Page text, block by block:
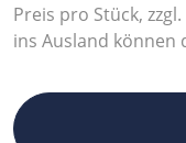
Preis pro Stück,
ins Ausland können